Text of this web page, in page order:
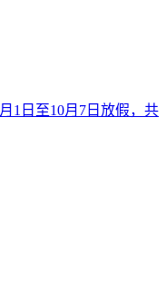
1日至10月7日放假，共